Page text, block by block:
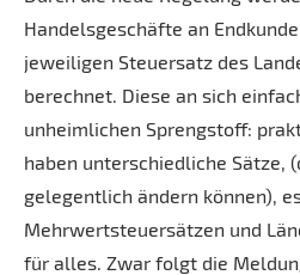
Handelsgeschäfte an
jeweiligen Steuersatz des
berechnet. Diese an sich
unheimlichen Sprengstoff:
haben unterschiedliche Sätze,
gelegentlich ändern können),
Mehrwertsteuersätzen und
für alles. Zwar folgt die